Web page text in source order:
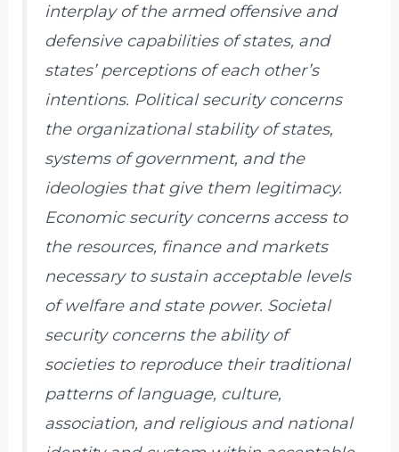
interplay of the armed offensive and
defensive capabilities of states, and
states’ perceptions of each other’s
intentions. Political security concerns
the organizational stability of states,
systems of government, and the
ideologies that give them legitimacy.
Economic security concerns access to
the resources, finance and markets
necessary to sustain acceptable levels
of welfare and state power. Societal
security concerns the ability of
societies to reproduce their traditional
patterns of language, culture,
association, and religious and national